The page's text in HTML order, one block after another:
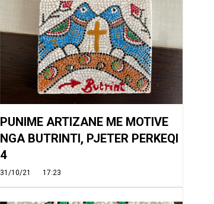
PUNIME ARTIZANE ME MOTIVE
NGA BUTRINTI, PJETER PERKEQI
4
31/10/21 17:23